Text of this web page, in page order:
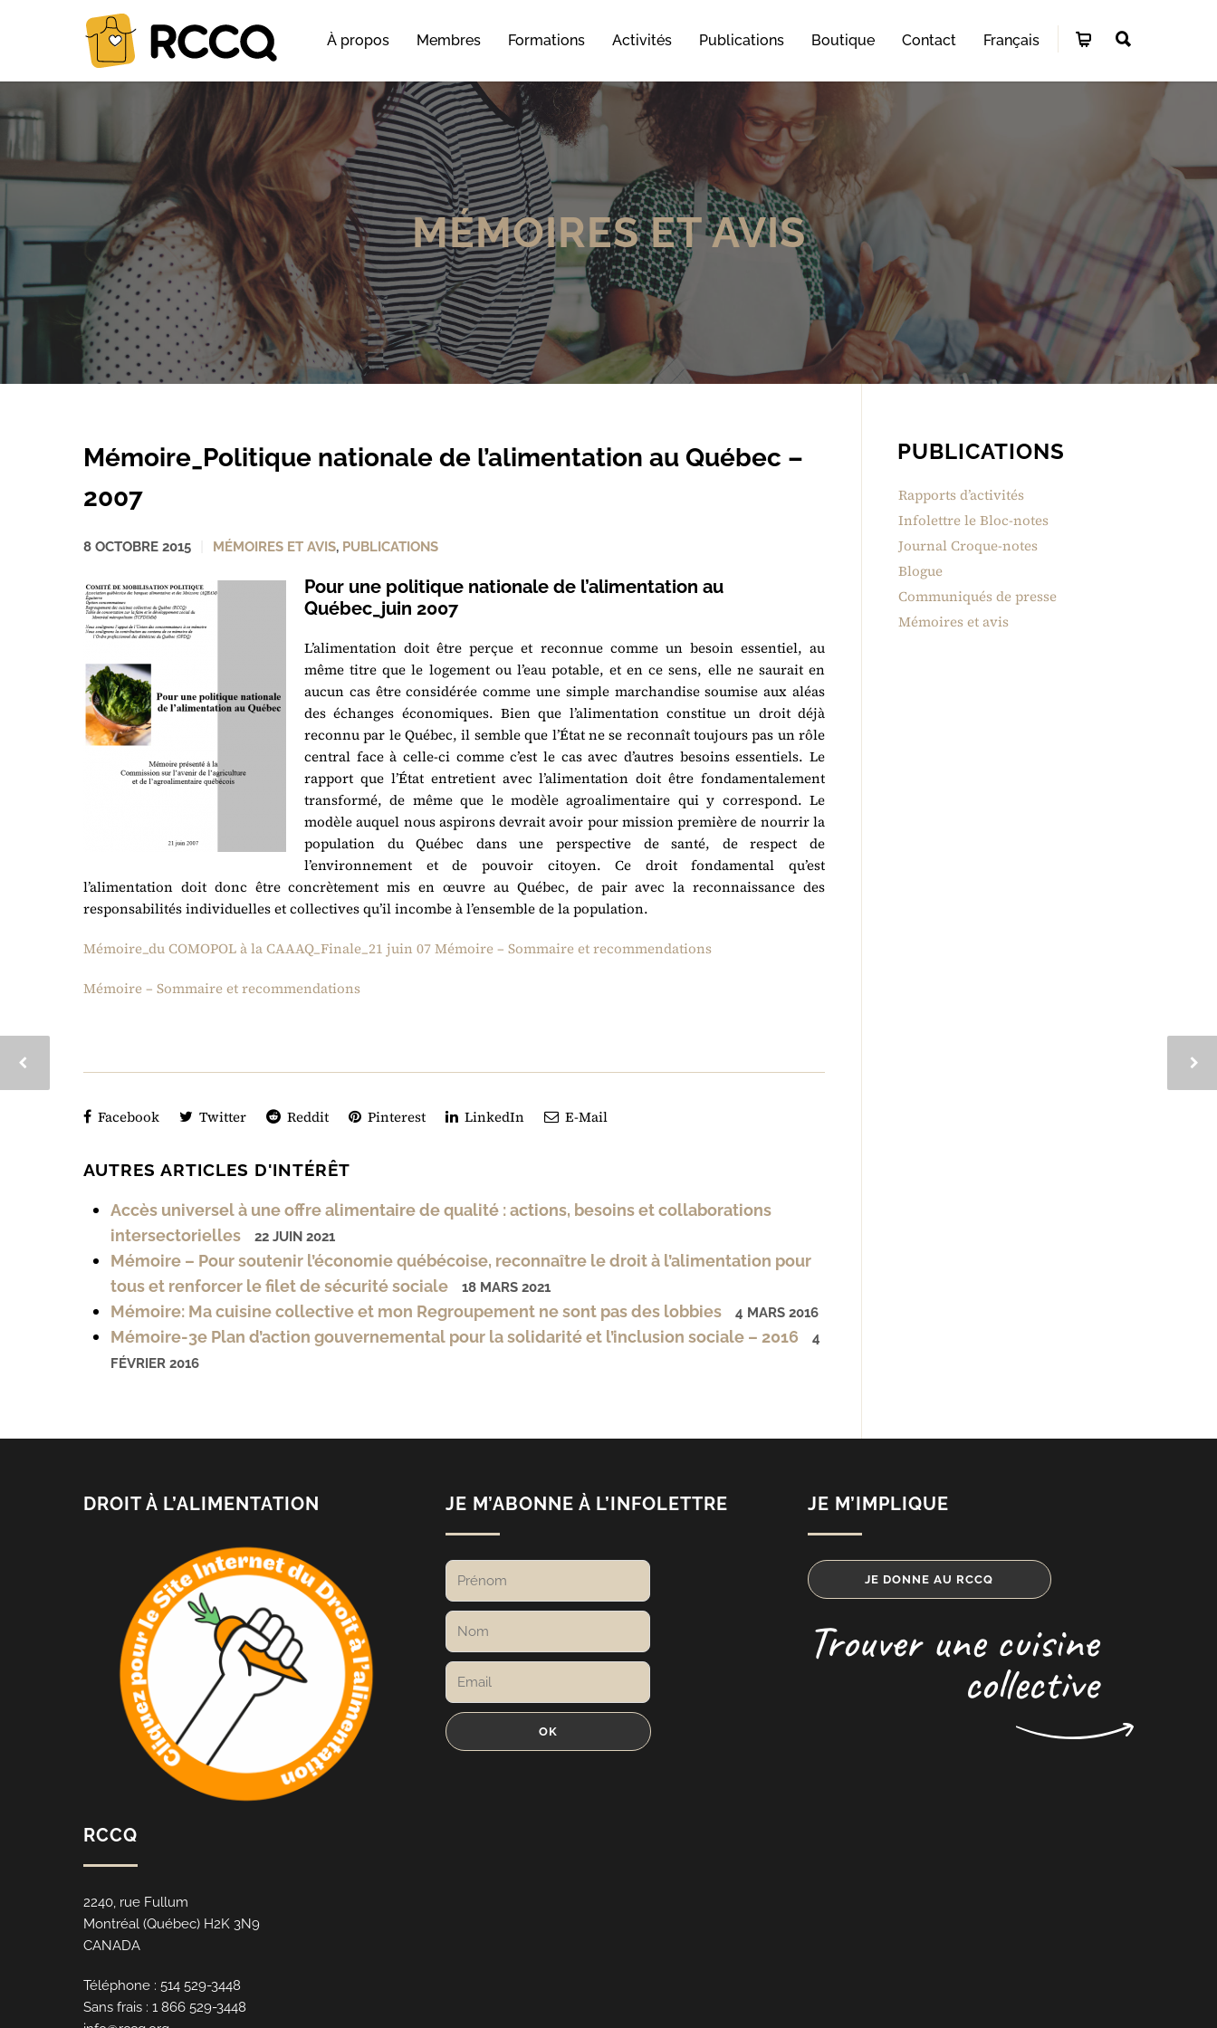
À propos Membres Formations Activités Publications Boutique Contact Français
MÉMOIRES ET AVIS
Mémoire_Politique nationale de l’alimentation au Québec –
2007
8 OCTOBRE 2015 MÉMOIRES ET AVIS, PUBLICATIONS
Pour une politique nationale de l’alimentation au
Québec_juin 2007
L’alimentation doit être perçue et reconnue comme un besoin essentiel, au
même titre que le logement ou l’eau potable, et en ce sens, elle ne saurait en
aucun cas être considérée comme une simple marchandise soumise aux aléas
des échanges économiques. Bien que l’alimentation constitue un droit déjà
reconnu par le Québec, il semble que l’État ne se reconnaît toujours pas un rôle
central face à celle-ci comme c’est le cas avec d’autres besoins essentiels. Le
rapport que l’État entretient avec l’alimentation doit être fondamentalement
transformé, de même que le modèle agroalimentaire qui y correspond. Le
modèle auquel nous aspirons devrait avoir pour mission première de nourrir la
population du Québec dans une perspective de santé, de respect de
l’environnement et de pouvoir citoyen. Ce droit fondamental qu’est
l’alimentation doit donc être concrètement mis en œuvre au Québec, de pair avec la reconnaissance des
responsabilités individuelles et collectives qu’il incombe à l’ensemble de la population.
Mémoire_du COMOPOL à la CAAAQ_Finale_21 juin 07Mémoire – Sommaire et recommendations
Mémoire – Sommaire et recommendations
Facebook Twitter Reddit Pinterest LinkedIn E-Mail
AUTRES ARTICLES D'INTÉRÊT
Accès universel à une offre alimentaire de qualité : actions, besoins et collaborations
intersectorielles
22 JUIN 2021
Mémoire – Pour soutenir l’économie québécoise, reconnaître le droit à l’alimentation pour
tous et renforcer le filet de sécurité sociale
18 MARS 2021
Mémoire: Ma cuisine collective et mon Regroupement ne sont pas des lobbies 4 MARS 2016
Mémoire-3e Plan d’action gouvernemental pour la solidarité et l’inclusion sociale – 2016
4
FÉVRIER 2016
PUBLICATIONS
Rapports d’activités
Infolettre le Bloc-notes
Journal Croque-notes
Blogue
Communiqués de presse
Mémoires et avis
DROIT À L’ALIMENTATION
RCCQ
2240, rue Fullum
Montréal (Québec) H2K 3N9
CANADA
Téléphone : 514 529-3448
Sans frais : 1 866 529-3448
JE M’ABONNE À L’INFOLETTRE JE M’IMPLIQUE
JE DONNE AU RCCQ
Trouver une cuisine
collective